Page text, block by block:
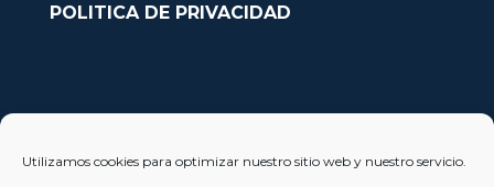
Utilizamos cookies para optimizar nuestro sitio web y nuestro servicio.
POLITICA DE PRIVACIDAD
Avda. País Valencià nº54, Oficina 23, Alcoy (Alicante)